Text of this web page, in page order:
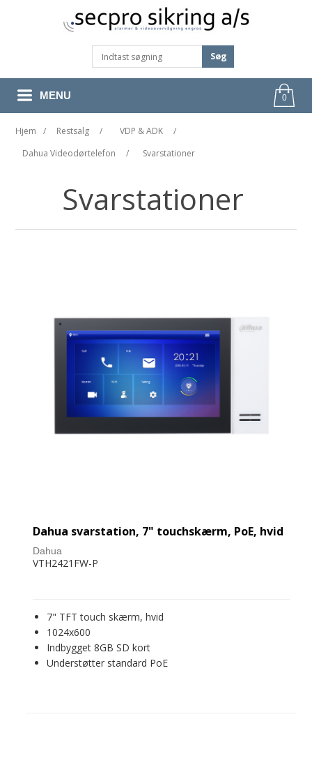
Søg
0
MENU
Hjem / Restsalg / VDP & ADK
/
Dahua Videodørtelefon
/ Svarstationer
Svarstationer
Dahua svarstation, 7" touchskærm, PoE, hvid
Dahua
VTH2421FW-P
7" TFT touch skærm, hvid
1024x600
Indbygget 8GB SD kort
Understøtter standard PoE